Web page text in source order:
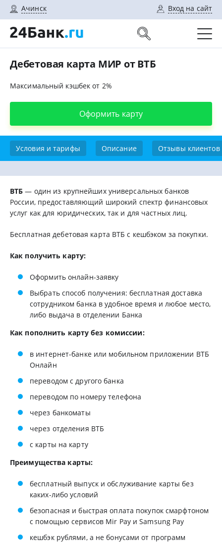
Ачинск Вход на сайт
Дебетовая карта МИР от ВТБ
Максимальный кэшбек от 2%
Оформить карту
Условия и тарифы Описание Отзывы клиентов
ВТБ — один из крупнейших универсальных банков
России, предоставляющий широкий спектр финансовых
услуг как для юридических, так и для частных лиц.
Бесплатная дебетовая карта ВТБ с кешбэком за покупки.
Как получить карту:
Оформить онлайн-заявку
Выбрать способ получения: бесплатная доставка
сотрудником банка в удобное время и любое место,
либо выдача в отделении Банка
Как пополнить карту без комиссии:
в интернет-банке или мобильном приложении ВТБ
Онлайн
переводом с другого банка
переводом по номеру телефона
через банкоматы
через отделения ВТБ
с карты на карту
Преимущества карты:
бесплатный выпуск и обслуживание карты без
каких-либо условий
безопасная и быстрая оплата покупок смарфтоном
с помощью сервисов Mir Pay и Samsung Pay
кешбэк рублями, а не бонусами от программ